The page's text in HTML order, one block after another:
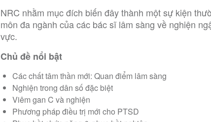
NRC nhằm mục đích biến đây thành một sự kiện
môn đa ngành của các bác sĩ lâm sàng về nghiện
vực.
Chủ đề nổi bật
Các chất tâm thần mới: Quan điểm lâm sàng
Nghiện trong dân số đặc biệt
Viêm gan C và nghiện
Phương pháp điều trị mới cho PTSD